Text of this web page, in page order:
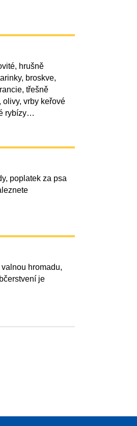
hrušně
broskve,
třešně
vrby keřové
rybízy…
poplatek za psa
hromadu,
je